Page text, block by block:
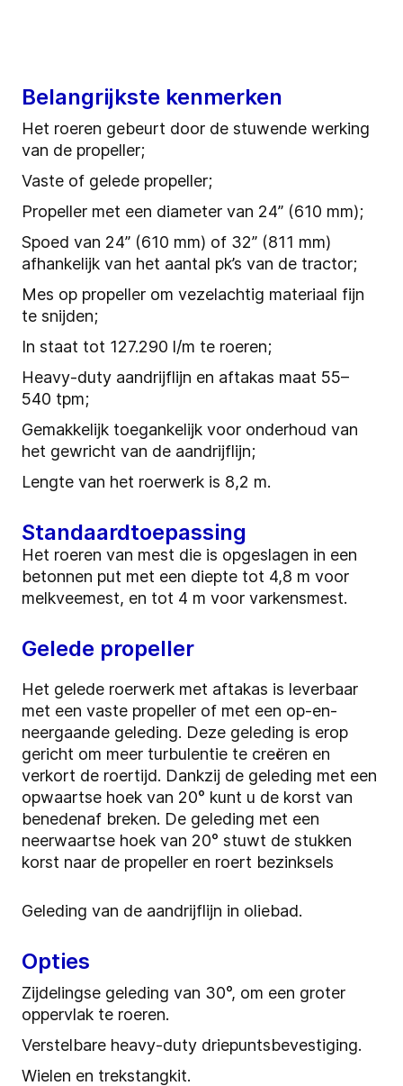
Belangrijkste kenmerken
Het roeren gebeurt door de stuwende werking
van de propeller;
Vaste of gelede propeller;
Propeller met een diameter van 24” (610 mm);
Spoed van 24” (610 mm) of 32” (811 mm)
afhankelijk van het aantal pk’s van de tractor;
Mes op propeller om vezelachtig materiaal fijn
te snijden;
In staat tot 127.290 l/m te roeren;
Heavy-duty aandrijflijn en aftakas maat 55–
540 tpm;
Gemakkelijk toegankelijk voor onderhoud van
het gewricht van de aandrijflijn;
Lengte van het roerwerk is 8,2 m.
Standaardtoepassing
Het roeren van mest die is opgeslagen in een
betonnen put met een diepte tot 4,8 m voor
melkveemest, en tot 4 m voor varkensmest.
Gelede propeller
Het gelede roerwerk met aftakas is leverbaar
met een vaste propeller of met een op-en-
neergaande geleding. Deze geleding is erop
gericht om meer turbulentie te creëren en
verkort de roertijd. Dankzij de geleding met een
opwaartse hoek van 20° kunt u de korst van
benedenaf breken. De geleding met een
neerwaartse hoek van 20° stuwt de stukken
korst naar de propeller en roert bezinksels
Geleding van de aandrijflijn in oliebad.
Opties
Zijdelingse geleding van 30°, om een groter
oppervlak te roeren.
Verstelbare heavy-duty driepuntsbevestiging.
Wielen en trekstangkit.